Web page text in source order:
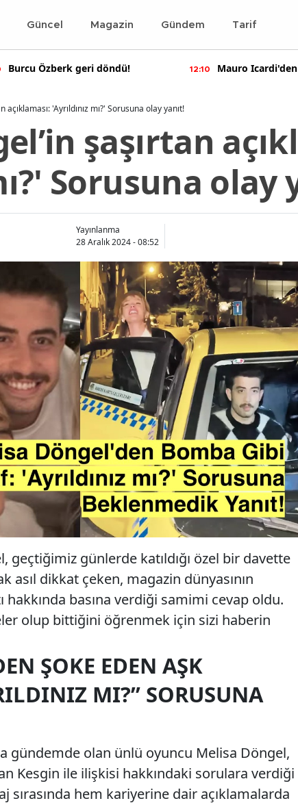
Güncel Magazin Gündem Tarif
Burcu Özberk geri döndü! 12:10
Mauro
açıklaması: 'Ayrıldınız mı?' Sorusuna olay yanıt!
şaşırtan
Sorusuna olay
Yayınlanma
28 Aralık 2024 - 08:52
geçtiğimiz günlerde katıldığı özel bir davette
asıl dikkat çeken, magazin dünyasının
basına verdiği samimi cevap oldu.
olup bittiğini öğrenmek için sizi haberin
ŞOKE EDEN AŞK
MI?” SORUSUNA
gündemde olan ünlü oyuncu Melisa Döngel,
Kesgin ile ilişkisi hakkındaki sorulara verdiği
sırasında hem kariyerine dair açıklamalarda